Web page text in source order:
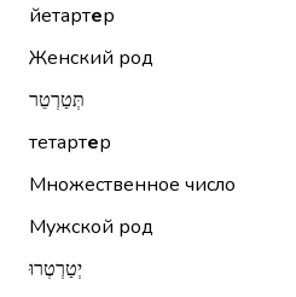
йетартер
Женский род
תְּטַרְטֵר
тетартер
Множественное число
Мужской род
יְטַרְטְרוּ